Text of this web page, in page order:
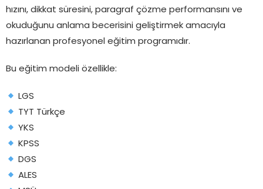
hızını, dikkat süresini, paragraf çözme performansını ve
okuduğunu anlama becerisini geliştirmek amacıyla
hazırlanan profesyonel eğitim programıdır.
Bu eğitim modeli özellikle:
LGS
TYT Türkçe
YKS
KPSS
DGS
ALES